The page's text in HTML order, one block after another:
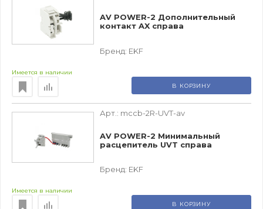
AV POWER-2 Дополнительный
контакт AX справа
Бренд: EKF
Имеется в наличии
В КОРЗИНУ
Арт.: mccb-2R-UVT-av
AV POWER-2 Минимальный
расцепитель UVT справа
Бренд: EKF
Имеется в наличии
В КОРЗИНУ